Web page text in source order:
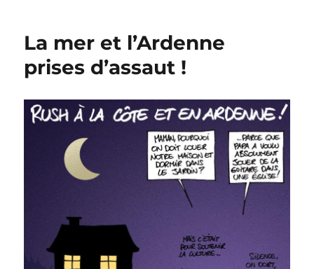
La mer et l’Ardenne
prises d’assaut !